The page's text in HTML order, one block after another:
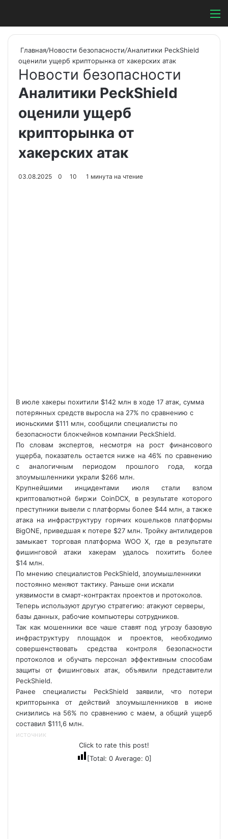
Switch skin
Главная/Новости безопасности/Аналитики PeckShield
оценили ущерб крипторынка от хакерских атак
Новости безопасности
Аналитики PeckShield
оценили ущерб
крипторынка от
хакерских атак
03.08.2025 0 10 1 минута на чтение
В июле хакеры похитили $142 млн в ходе 17 атак, сумма
потерянных средств выросла на 27% по сравнению с
июньскими $111 млн, сообщили специалисты по
безопасности блокчейнов компании PeckShield.
По словам экспертов, несмотря на рост финансового
ущерба, показатель остается ниже на 46% по сравнению
с аналогичным периодом прошлого года, когда
злоумышленники украли $266 млн.
Крупнейшими инцидентами июля стали взлом
криптовалютной биржи CoinDCX, в результате которого
преступники вывели с платформы более $44 млн, а также
атака на инфраструктуру горячих кошельков платформы
BigONE, приведшая к потере $27 млн. Тройку антилидеров
замыкает торговая платформа WOO X, где в результате
фишинговой атаки хакерам удалось похитить более
$14 млн.
По мнению специалистов PeckShield, злоумышленники
постоянно меняют тактику. Раньше они искали
уязвимости в смарт-контрактах проектов и протоколов.
Теперь используют другую стратегию: атакуют серверы,
базы данных, рабочие компьютеры сотрудников.
Так как мошенники все чаше ставят под угрозу базовую
инфраструктуру площадок и проектов, необходимо
совершенствовать средства контроля безопасности
протоколов и обучать персонал эффективным способам
защиты от фишинговых атак, объявили представители
PeckShield.
Ранее специалисты PeckShield заявили, что потери
крипторынка от действий злоумышленников в июне
снизились на 56% по сравнению с маем, а общий ущерб
составил $111,6 млн.
источник
Click to rate this post!
[Total: 0Average: 0]